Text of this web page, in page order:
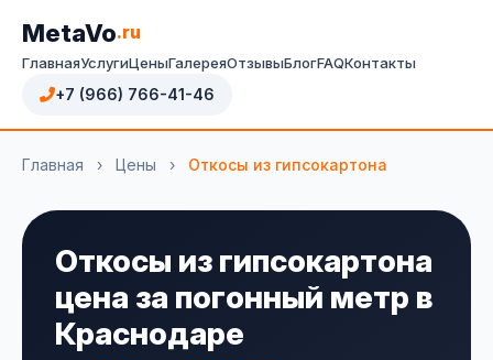
MetaVo.ru
ГлавнаяУслугиЦеныГалереяОтзывыБлогFAQКонтакты
+7 (966) 766-41-46
Главная › Цены › Откосы из гипсокартона
Откосы из гипсокартона
цена за погонный метр в
Краснодаре